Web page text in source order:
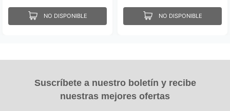
NO DISPONIBLE NO DISPONIBLE
Suscríbete a nuestro boletín y recibe
nuestras mejores ofertas